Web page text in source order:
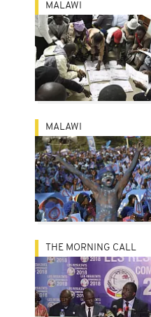
MALAWI
MALAWI
THE MORNING CALL